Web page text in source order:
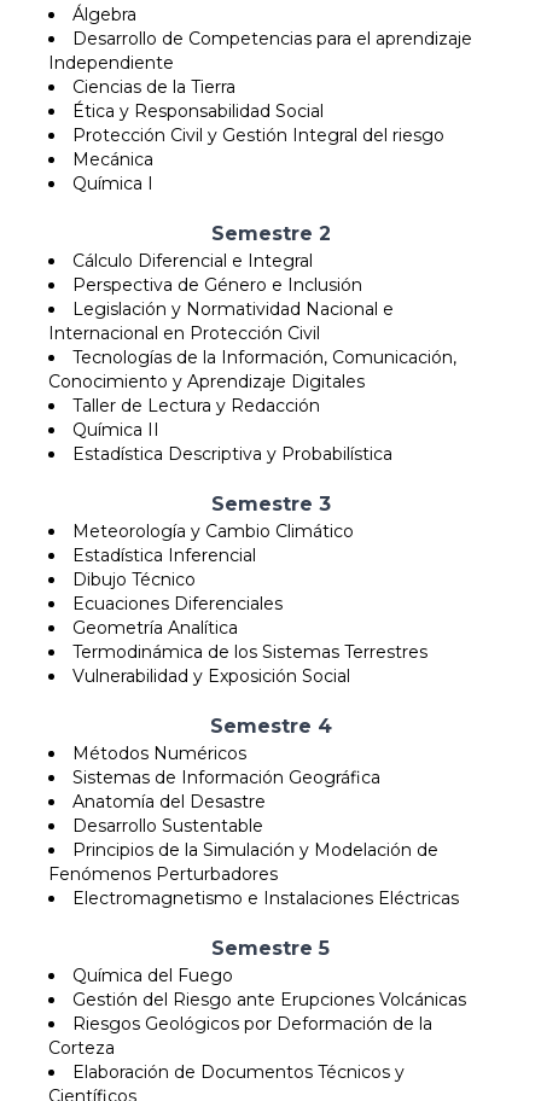
Álgebra
Desarrollo de Competencias para el aprendizaje
Independiente
Ciencias de la Tierra
Ética y Responsabilidad Social
Protección Civil y Gestión Integral del riesgo
Mecánica
Química I
Semestre 2
Cálculo Diferencial e Integral
Perspectiva de Género e Inclusión
Legislación y Normatividad Nacional e
Internacional en Protección Civil
Tecnologías de la Información, Comunicación,
Conocimiento y Aprendizaje Digitales
Taller de Lectura y Redacción
Química II
Estadística Descriptiva y Probabilística
Semestre 3
Meteorología y Cambio Climático
Estadística Inferencial
Dibujo Técnico
Ecuaciones Diferenciales
Geometría Analítica
Termodinámica de los Sistemas Terrestres
Vulnerabilidad y Exposición Social
Semestre 4
Métodos Numéricos
Sistemas de Información Geográfica
Anatomía del Desastre
Desarrollo Sustentable
Principios de la Simulación y Modelación de
Fenómenos Perturbadores
Electromagnetismo e Instalaciones Eléctricas
Semestre 5
Química del Fuego
Gestión del Riesgo ante Erupciones Volcánicas
Riesgos Geológicos por Deformación de la
Corteza
Elaboración de Documentos Técnicos y
Científicos